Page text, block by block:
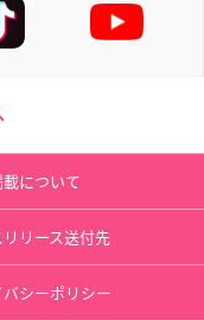
について
リース送付先
シーポリシー